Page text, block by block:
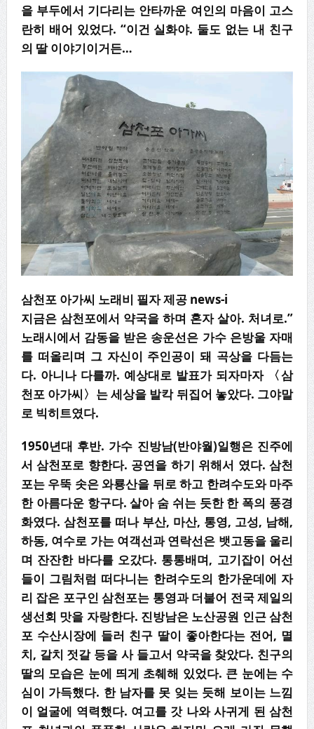
을 부두에서 기다리는 안타까운 여인의 마음이 고스
란히 배어 있었다. “이건 실화야. 둘도 없는 내 친구
의 딸 이야기이거든…
삼천포 아가씨 노래비 필자 제공 news-i
지금은 삼천포에서 약국을 하며 혼자 살아. 처녀로.”
노래시에서 감동을 받은 송운선은 가수 은방울 자매
를 떠올리며 그 자신이 주인공이 돼 곡상을 다듬는
다. 아니나 다를까. 예상대로 발표가 되자마자 〈삼
천포 아가씨〉는 세상을 발칵 뒤집어 놓았다. 그야말
로 빅히트였다.
1950년대 후반. 가수 진방남(반야월)일행은 진주에
서 삼천포로 향한다. 공연을 하기 위해서 였다. 삼천
포는 우뚝 솟은 와룡산을 뒤로 하고 한려수도와 마주
한 아름다운 항구다. 살아 숨 쉬는 듯한 한 폭의 풍경
화였다. 삼천포를 떠나 부산, 마산, 통영, 고성, 남해,
하동, 여수로 가는 여객선과 연락선은 뱃고동을 울리
며 잔잔한 바다를 오갔다. 통통배며, 고기잡이 어선
들이 그림처럼 떠다니는 한려수도의 한가운데에 자
리 잡은 포구인 삼천포는 통영과 더불어 전국 제일의
생선회 맛을 자랑한다. 진방남은 노산공원 인근 삼천
포 수산시장에 들러 친구 딸이 좋아한다는 전어, 멸
치, 갈치 젓갈 등을 사 들고서 약국을 찾았다. 친구의
딸의 모습은 눈에 띄게 초췌해 있었다. 큰 눈에는 수
심이 가득했다. 한 남자를 못 잊는 듯해 보이는 느낌
이 얼굴에 역력했다. 여고를 갓 나와 사귀게 된 삼천